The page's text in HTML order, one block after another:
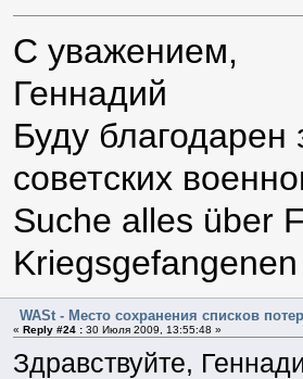
С уважением,
Геннадий
Буду
советских
Suche alles über
Kriegsgefangenen
WASt - Место сохранения списков
« Reply #24 :30 Июля 2009, 13:55:48 »
Здравствуйте,